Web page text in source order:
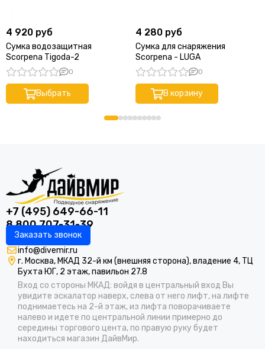
4 920 руб
Сумка водозащитная
Scorpena Tigoda-2
0
Выбрать
4 280 руб
Сумка для снаряжения
Scorpena - LUGA
0
В корзину
+7 (495) 649-66-11
8 800 707-31-39
Заказать звонок
info@divemir.ru
г. Москва, МКАД 32-й км (внешняя сторона), владение 4, ТЦ
Бухта ЮГ, 2 этаж, павильон 27.8
Вход со стороны МКАД: войдя в центральный вход Вы
увидите эскалатор наверх, слева от него лифт, на лифте
поднимаетесь на 2-й этаж, из лифта поворачиваете
налево и идете по центральной линии примерно до
середины торгового цента, по правую руку будет
находиться магазин ДайвМир.